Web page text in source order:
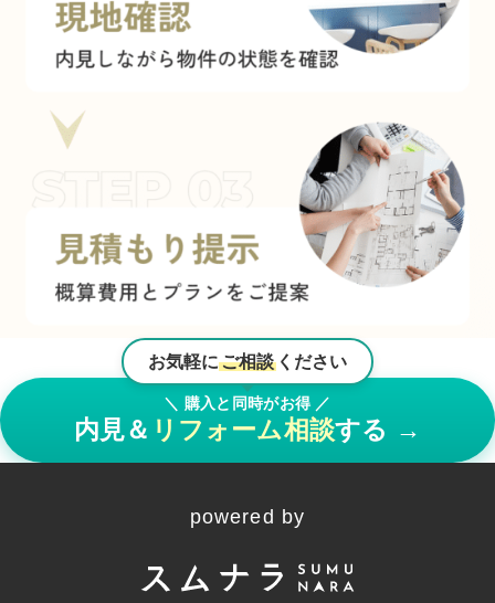
お気軽にご相談 ください
＼ 購入と同時がお得 ／
内見＆ リフォーム相談する →
powered by